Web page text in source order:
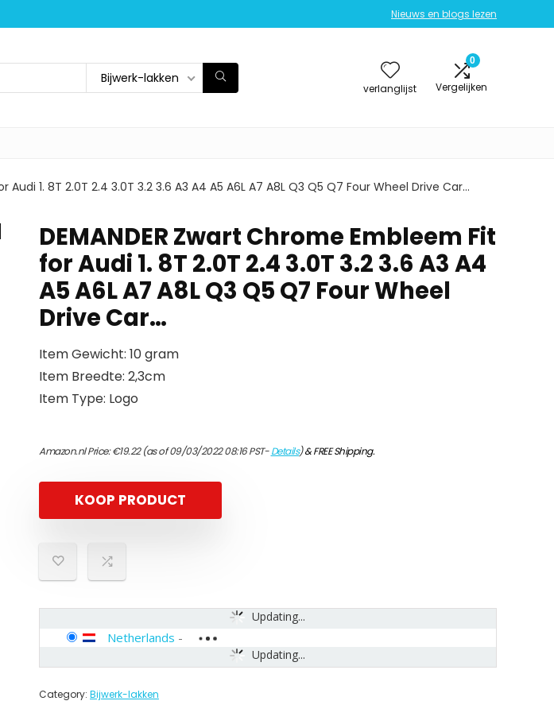
Nieuws en blogs lezen
Bijwerk-lakken
verlanglijst
0
Vergelijken
Audi 1. 8T 2.0T 2.4 3.0T 3.2 3.6 A3 A4 A5 A6L A7 A8L Q3 Q5 Q7 Four Wheel Drive Car…
DEMANDER Zwart Chrome Embleem Fit
for Audi 1. 8T 2.0T 2.4 3.0T 3.2 3.6 A3 A4
A5 A6L A7 A8L Q3 Q5 Q7 Four Wheel
Drive Car…
Item Gewicht: 10 gram
Item Breedte: 2,3cm
Item Type: Logo
Amazon.nl Price:€19.22(as of 09/03/2022 08:16 PST-Details)&FREE Shipping.
KOOP PRODUCT
Updating...
Updating...
Netherlands -
Category: Bijwerk-lakken